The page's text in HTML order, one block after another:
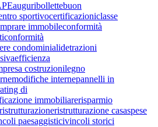
auguribollettebuon
sportivocertificazioniclasse
immobileconformità
conformità
condominialidetrazioni
efficienza
costruzionilegno
modifiche internepannelli in
di
immobiliarerisparmio
ristrutturazioneristrutturazione casaspese
paesaggisticivincoli storici